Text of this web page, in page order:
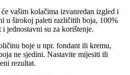
vašim kolačima izvanredan izgled i
u širokoj paleti različitih boja, 100%
jednostavni su za korištenje.
boje u npr. fondant ili kremu,
ne sjedini. Nastavite mijesiti ili
rezultat.